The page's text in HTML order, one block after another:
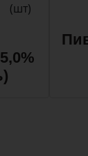
(шт)